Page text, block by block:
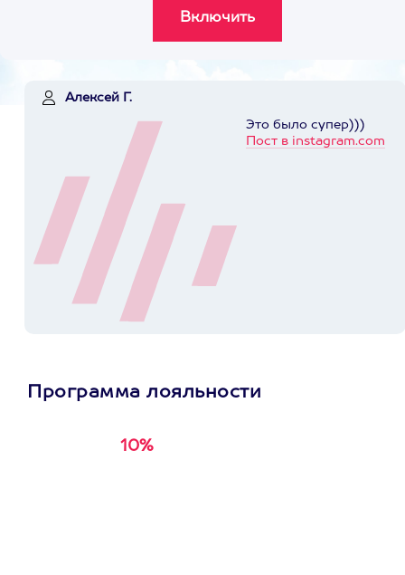
Алексей Г.
Это было супер)))
Пост в instagram.com
Программа лояльности
10%